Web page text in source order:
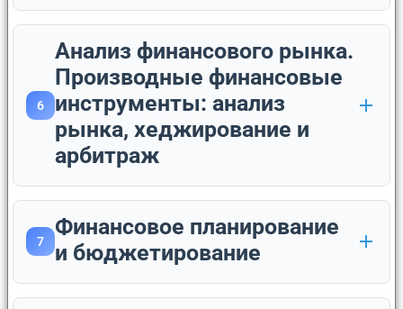
6
Анализ финансового рынка.
Производные финансовые
инструменты: анализ
рынка, хеджирование и
арбитраж
7
Финансовое планирование
и бюджетирование